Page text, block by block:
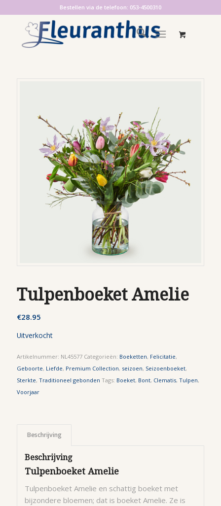
Bestellen via de telefoon: 053-4500310
Tulpenboeket Amelie
€28.95
Uitverkocht
Artikelnummer: NL45577 Categorieën: Boeketten, Felicitatie,
Geboorte, Liefde, Premium Collection, seizoen, Seizoenboeket,
Sterkte, Traditioneel gebonden Tags: Boeket, Bont, Clematis, Tulpen,
Voorjaar
Beschrijving
Beschrijving
Tulpenboeket Amelie
Tulpenboeket Amelie en schattig boeket met
bijzondere bloemen; dat is boeket Amelie. Ze is